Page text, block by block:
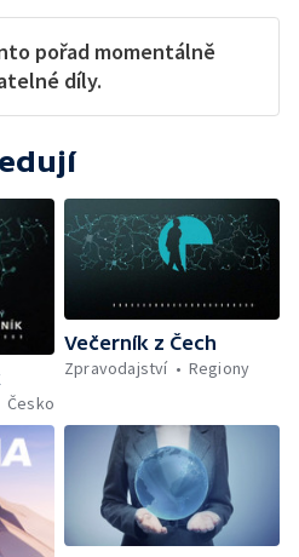
pořad momentálně
díly.
Česko
Večerník z Čech
Zpravodajství
Regiony